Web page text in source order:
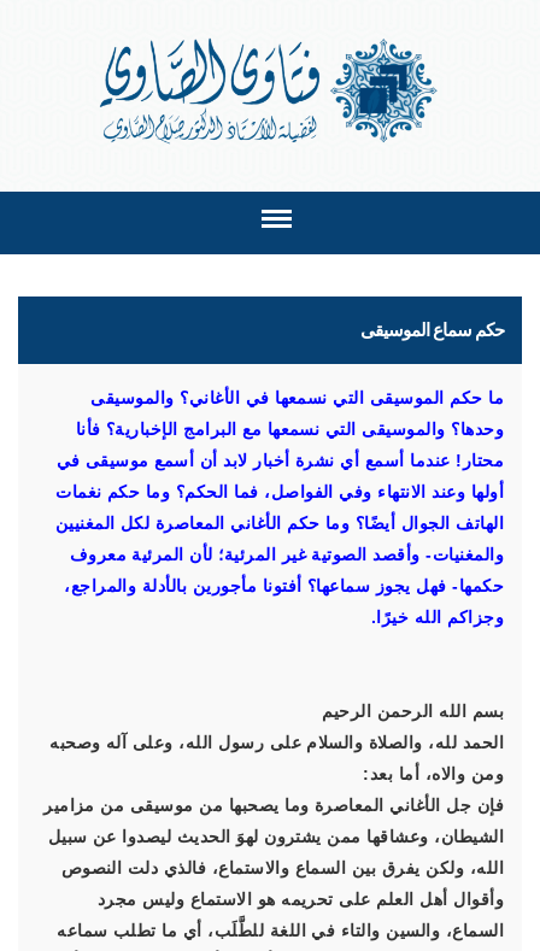
حكم سماع الموسيقى
ما حكم الموسيقى التي نسمعها في الأغاني؟ والموسيقى
وحدها؟ والموسيقى التي نسمعها مع البرامج الإخبارية؟ فأنا
محتار! عندما أسمع أي نشرة أخبار لابد أن أسمع موسيقى في
أولها وعند الانتهاء وفي الفواصل، فما الحكم؟ وما حكم نغمات
الهاتف الجوال أيضًا؟ وما حكم الأغاني المعاصرة لكل المغنيين
والمغنيات- وأقصد الصوتية غير المرئية؛ لأن المرئية معروف
حكمها- فهل يجوز سماعها؟ أفتونا مأجورين بالأدلة والمراجع،
وجزاكم الله خيرًا.
بسم الله الرحمن الرحيم
الحمد لله، والصلاة والسلام على رسول الله، وعلى آله وصحبه
ومن والاه، أما بعد:
فإن جل الأغاني المعاصرة وما يصحبها من موسيقى من مزامير
الشيطان، وعشاقها ممن يشترون لهوَ الحديث ليصدوا عن سبيل
الله، ولكن يفرق بين السماع والاستماع، فالذي دلت النصوص
وأقوال أهل العلم على تحريمه هو الاستماع وليس مجرد
السماع، والسين والتاء في اللغة للطَّلَب، أي ما تطلب سماعه